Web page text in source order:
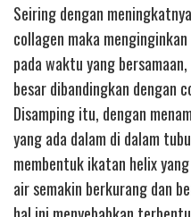
Seiring dengan
collagen maka
pada waktu yang
besar dibandingkan dengan
Disamping itu, dengan
yang ada dalam di dalam
membentuk ikatan helix
air semakin berkurang dan